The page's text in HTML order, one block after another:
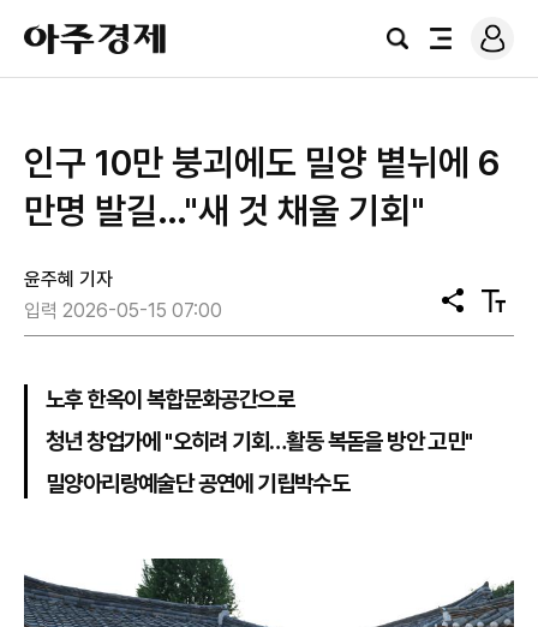
아
주
경
검
전
로
그
인구 10만 붕괴에도 밀양 볕뉘에 6
만명 발길…"새 것 채울 기회"
윤주혜 기자
입력 2026-05-15 07:00
공
유
텍
스
노후 한옥이 복합문화공간으로
청년 창업가에 "오히려 기회…활동 복돋을 방안 고민"
밀양아리랑예술단 공연에 기립박수도